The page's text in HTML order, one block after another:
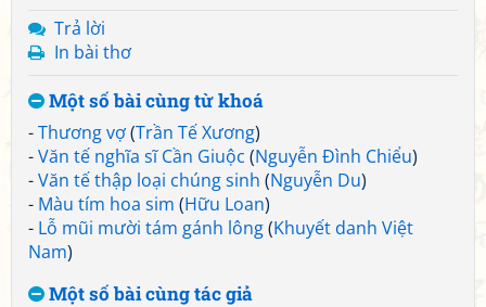
Trả lời
In bài thơ
Một số bài cùng từ khoá
-Thương vợ(Trần Tế Xương)
-Văn tế nghĩa sĩ Cần Giuộc (Nguyễn Đình Chiểu)
-Văn tế thập loại chúng sinh (Nguyễn Du)
- Màu tím hoa sim (Hữu Loan)
- Lỗ mũi mười tám gánh lông(Khuyết danh Việt
Nam)
Một số bài cùng tác giả